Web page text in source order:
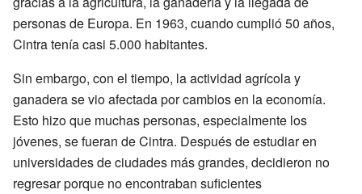
personas de Europa. En 1963, cuando cumplió 50 años,
Cintra tenía casi 5.000 habitantes.
Sin embargo, con el tiempo, la actividad agrícola y
ganadera se vio afectada por cambios en la economía.
Esto hizo que muchas personas, especialmente los
jóvenes, se fueran de Cintra. Después de estudiar en
universidades de ciudades más grandes, decidieron no
regresar porque no encontraban suficientes